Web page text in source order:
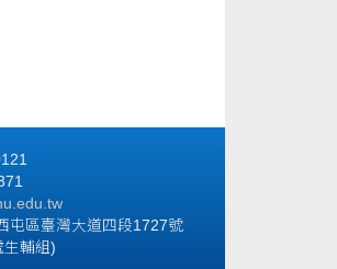
屯區臺灣大道四段1727號
生輔組)